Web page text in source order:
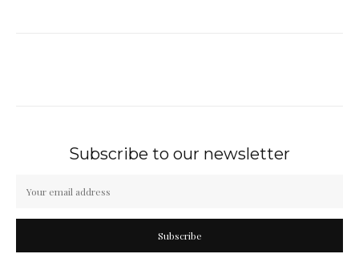
Subscribe to our newsletter
Subscribe